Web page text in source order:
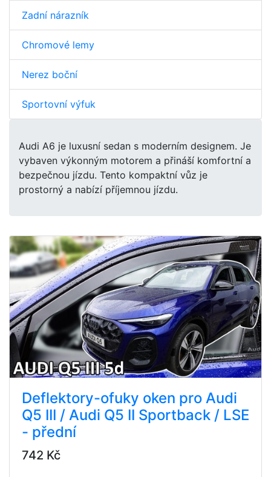
Zadní nárazník
Chromové lemy
Nerez boční
Sportovní výfuk
Audi A6 je luxusní sedan s moderním designem. Je
vybaven výkonným motorem a přináší komfortní a
bezpečnou jízdu. Tento kompaktní vůz je
prostorný a nabízí příjemnou jízdu.
Deflektory-ofuky oken pro Audi
Q5 III / Audi Q5 II Sportback / LSE
- přední
742 Kč